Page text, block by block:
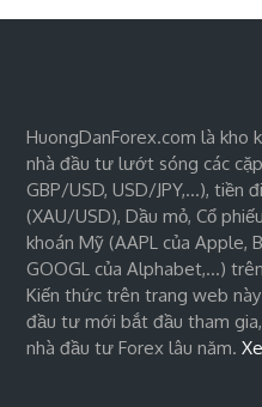
HuongDanForex.com là kho
nhà đầu tư lướt sóng các
GBP/USD, USD/JPY,…), tiền
(XAU/USD), Dầu mỏ, Cổ
khoán Mỹ (AAPL của Apple,
GOOGL của Alphabet,…)
Kiến thức trên trang web
đầu tư mới bắt đầu tham
nhà đầu tư Forex lâu năm.